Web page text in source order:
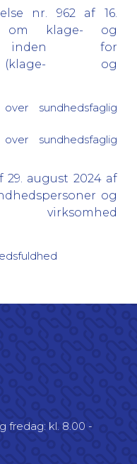
nr. 962 af 16.
klage- og
inden for
(klage- og
sundhedsfaglig
sundhedsfaglig
29. august 2024 af
og
virksomhed
fredag: kl. 8.00 -